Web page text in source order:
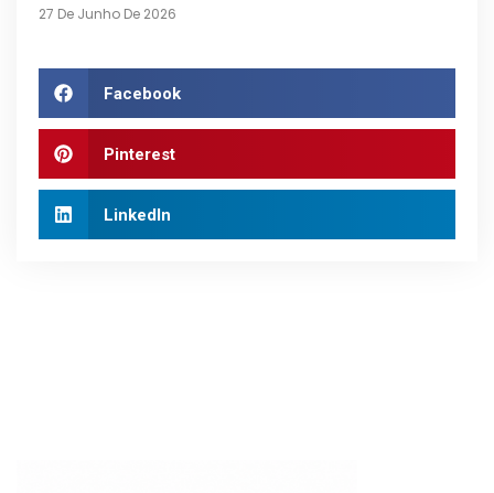
27 De Junho De 2026
Facebook
Pinterest
LinkedIn